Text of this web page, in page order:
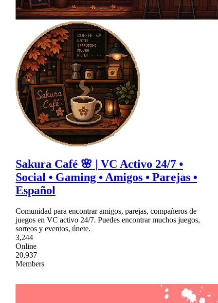
Sakura Café 🌸 | VC Activo 24/7 •
Social • Gaming • Amigos • Parejas •
Español
Comunidad para encontrar amigos, parejas, compañeros de
juegos en VC activo 24/7. Puedes encontrar muchos juegos,
sorteos y eventos, únete.
3,244
Online
20,937
Members